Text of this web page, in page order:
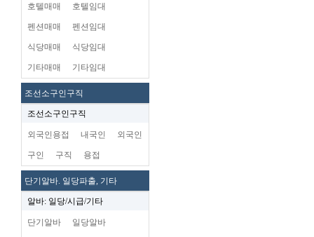
호텔매매 호텔임대
펜션매매 펜션임대
식당매매 식당임대
기타매매 기타임대
조선소구인구직
조선소구인구직
외국인용접 내국인 외국인
구인 구직 용접
단기알바. 일당파출, 기타
알바: 일당/시급/기타
단기알바 일당알바